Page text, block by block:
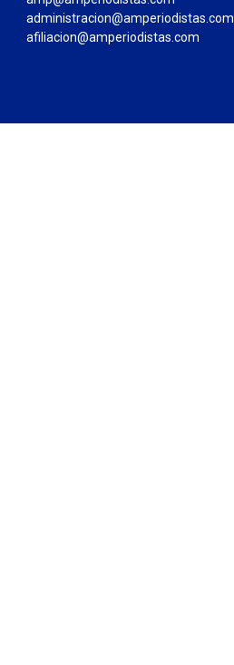
administracion@amperiodistas.com
afiliacion@amperiodistas.com